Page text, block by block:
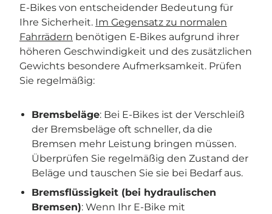
E-Bikes von entscheidender Bedeutung für
Ihre Sicherheit. Im Gegensatz zu normalen
Fahrrädern benötigen E-Bikes aufgrund ihrer
höheren Geschwindigkeit und des zusätzlichen
Gewichts besondere Aufmerksamkeit. Prüfen
Sie regelmäßig:
Bremsbeläge: Bei E-Bikes ist der Verschleiß
der Bremsbeläge oft schneller, da die
Bremsen mehr Leistung bringen müssen.
Überprüfen Sie regelmäßig den Zustand der
Beläge und tauschen Sie sie bei Bedarf aus.
Bremsflüssigkeit (bei hydraulischen
Bremsen): Wenn Ihr E-Bike mit